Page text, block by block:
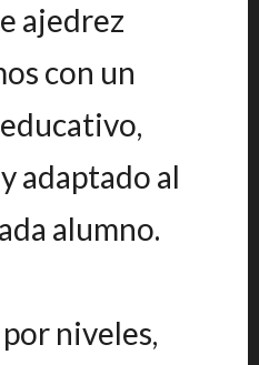
ajedrez
con un
adaptado al
alumno.
niveles,